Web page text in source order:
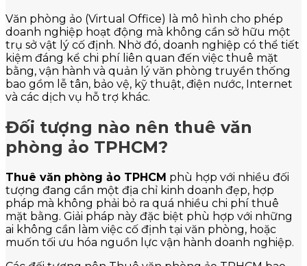
Văn phòng ảo (Virtual Office) là mô hình cho phép
doanh nghiệp hoạt động mà không cần sở hữu một
trụ sở vật lý cố định. Nhờ đó, doanh nghiệp có thể tiết
kiệm đáng kể chi phí liên quan đến việc thuê mặt
bằng, vận hành và quản lý văn phòng truyền thống
bao gồm lễ tân, bảo vệ, kỹ thuật, điện nước, Internet
và các dịch vụ hỗ trợ khác.
Đối tượng nào nên thuê văn
phòng ảo TPHCM?
Thuê văn phòng ảo TPHCM phù hợp với nhiều đối
tượng đang cần một địa chỉ kinh doanh đẹp, hợp
pháp mà không phải bỏ ra quá nhiều chi phí thuê
mặt bằng. Giải pháp này đặc biệt phù hợp với những
ai không cần làm việc cố định tại văn phòng, hoặc
muốn tối ưu hóa nguồn lực vận hành doanh nghiệp.